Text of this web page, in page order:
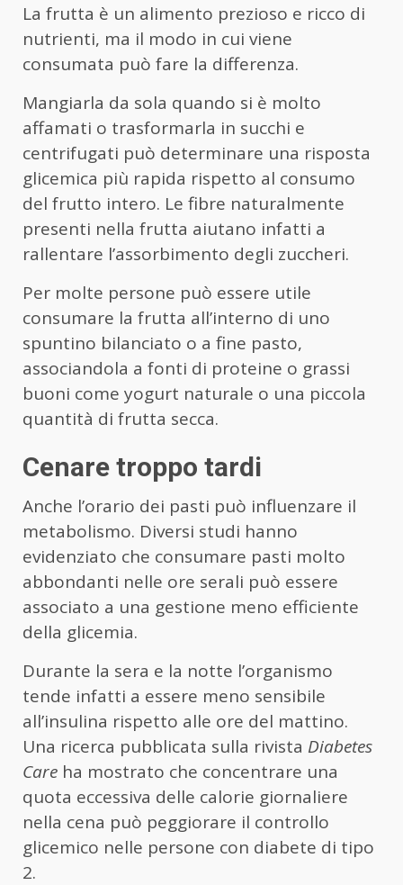
La frutta è un alimento prezioso e ricco di
nutrienti, ma il modo in cui viene
consumata può fare la differenza.
Mangiarla da sola quando si è molto
affamati o trasformarla in succhi e
centrifugati può determinare una risposta
glicemica più rapida rispetto al consumo
del frutto intero. Le fibre naturalmente
presenti nella frutta aiutano infatti a
rallentare l’assorbimento degli zuccheri.
Per molte persone può essere utile
consumare la frutta all’interno di uno
spuntino bilanciato o a fine pasto,
associandola a fonti di proteine o grassi
buoni come yogurt naturale o una piccola
quantità di frutta secca.
Cenare troppo tardi
Anche l’orario dei pasti può influenzare il
metabolismo. Diversi studi hanno
evidenziato che consumare pasti molto
abbondanti nelle ore serali può essere
associato a una gestione meno efficiente
della glicemia.
Durante la sera e la notte l’organismo
tende infatti a essere meno sensibile
all’insulina rispetto alle ore del mattino.
Una ricerca pubblicata sulla rivista Diabetes
Care ha mostrato che concentrare una
quota eccessiva delle calorie giornaliere
nella cena può peggiorare il controllo
glicemico nelle persone con diabete di tipo
2.